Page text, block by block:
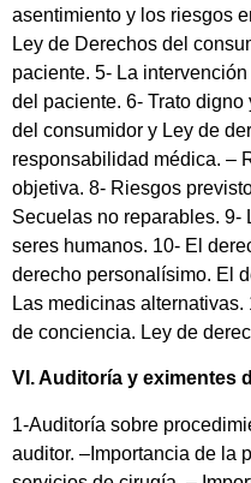
asentimiento y los riesgos
Ley de Derechos del
paciente. 5- La
del paciente. 6- Trato
del consumidor y Ley de
responsabilidad médica. –
objetiva. 8- Riesgos
Secuelas no reparables. 9-
seres humanos. 10- El
derecho personalísimo. El
Las medicinas
de conciencia. Ley de
VI. Auditoría y eximentes
1-Auditoría sobre
auditor. –Importancia de la